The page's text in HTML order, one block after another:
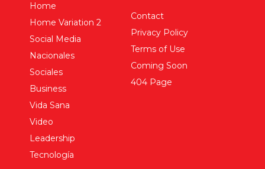
Home
Home Variation 2
Social Media
Nacionales
Sociales
Business
Vida Sana
Video
Leadership
Tecnología
Contact
Privacy Policy
Terms of Use
Coming Soon
404 Page